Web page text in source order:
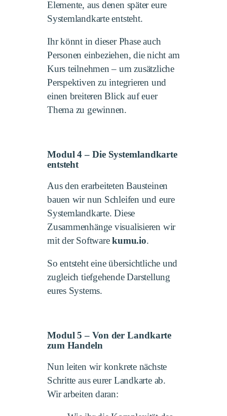
Elemente, aus denen später eure
Systemlandkarte entsteht.
Ihr könnt in dieser Phase auch
Personen einbeziehen, die nicht am
Kurs teilnehmen – um zusätzliche
Perspektiven zu integrieren und
einen breiteren Blick auf euer
Thema zu gewinnen.
Modul 4 – Die Systemlandkarte
entsteht
Aus den erarbeiteten Bausteinen
bauen wir nun Schleifen und eure
Systemlandkarte. Diese
Zusammenhänge visualisieren wir
mit der Softwarekumu.io.
So entsteht eine übersichtliche und
zugleich tiefgehende Darstellung
eures Systems.
Modul 5 – Von der Landkarte
zum Handeln
Nun leiten wir konkrete nächste
Schritte aus eurer Landkarte ab.
Wir arbeiten daran: